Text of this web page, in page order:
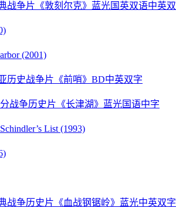
战争片《敦刻尔克》蓝光国英双语中英
(2001)
历史战争片《前哨》BD中英双字
战争历史片《长津湖》蓝光国语中字
List (1993)
战争历史片《血战钢锯岭》蓝光中英双字